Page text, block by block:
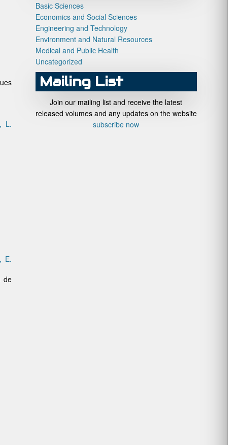
L.
E.
de
Basic Sciences
Economics and Social Sciences
Engineering and Technology
Environment and Natural Resources
Medical and Public Health
Uncategorized
Mailing List
Join our mailing list and receive the latest
released volumes and any updates on the website
subscribe now